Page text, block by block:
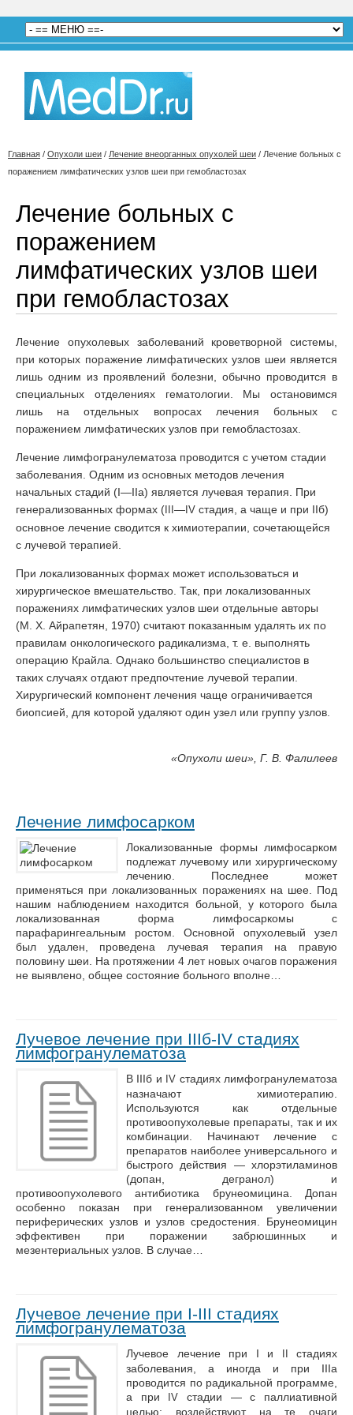
Главная / Опухоли шеи / Лечение внеорганных опухолей шеи / Лечение больных с
поражением лимфатических узлов шеи при гемобластозах
Лечение больных с
поражением
лимфатических узлов шеи
при гемобластозах
Лечение опухолевых заболеваний кроветворной системы,
при которых поражение лимфатических узлов шеи является
лишь одним из проявлений болезни, обычно проводится в
специальных отделениях гематологии. Мы остановимся
лишь на отдельных вопросах лечения больных с
поражением лимфатических узлов при гемобластозах.
Лечение лимфогранулематоза проводится с учетом стадии
заболевания. Одним из основных методов лечения
начальных стадий (I—IIа) является лучевая терапия. При
генерализованных формах (
— IV стадия, а чаще и при IIб)
основное лечение сводится к химиотерапии, сочетающейся
с лучевой терапией.
При локализованных формах может использоваться и
хирургическое вмешательство. Так, при локализованных
поражениях лимфатических узлов шеи отдельные авторы
(М. X. Айрапетян, 1970) считают показанным удалять их по
правилам онкологического радикализма, т. е. выполнять
операцию Крайла. Однако большинство специалистов в
таких случаях отдают предпочтение лучевой терапии.
Хирургический компонент лечения чаще ограничивается
биопсией, для которой удаляют один узел или группу узлов.
«Опухоли шеи», Г. В. Фалилеев
Лечение лимфосарком
Локализованные формы лимфосарком
подлежат лучевому или хирургическому
лечению. Последнее может
применяться при локализованных поражениях на шее. Под
нашим наблюдением находится больной, у которого была
локализованная форма лимфосаркомы с
парафарингеальным ростом. Основной опухолевый узел
был удален, проведена лучевая терапия на правую
половину шеи. На протяжении 4 лет новых очагов поражения
не выявлено, общее состояние больного вполне…
Лучевое лечение при IIIб-IV стадиях
лимфогранулематоза
В IIIб и IV стадиях лимфогранулематоза
назначают химиотерапию.
Используются как отдельные
противоопухолевые препараты, так и их
комбинации. Начинают лечение с
препаратов наиболее универсального и
быстрого действия — хлорэтиламинов
(допан, дегранол) и
противоопухолевого антибиотика брунеомицина. Допан
особенно показан при генерализованном увеличении
периферических узлов и узлов средостения. Брунеомицин
эффективен при поражении забрюшинных и
мезентериальных узлов. В случае…
Лучевое лечение при I-III стадиях
лимфогранулематоза
Лучевое лечение при I и
стадиях
заболевания, а иногда и при IIIa
проводится по радикальной программе,
а при
IV
стадии — с паллиативной
целью: воздействуют на те очаги